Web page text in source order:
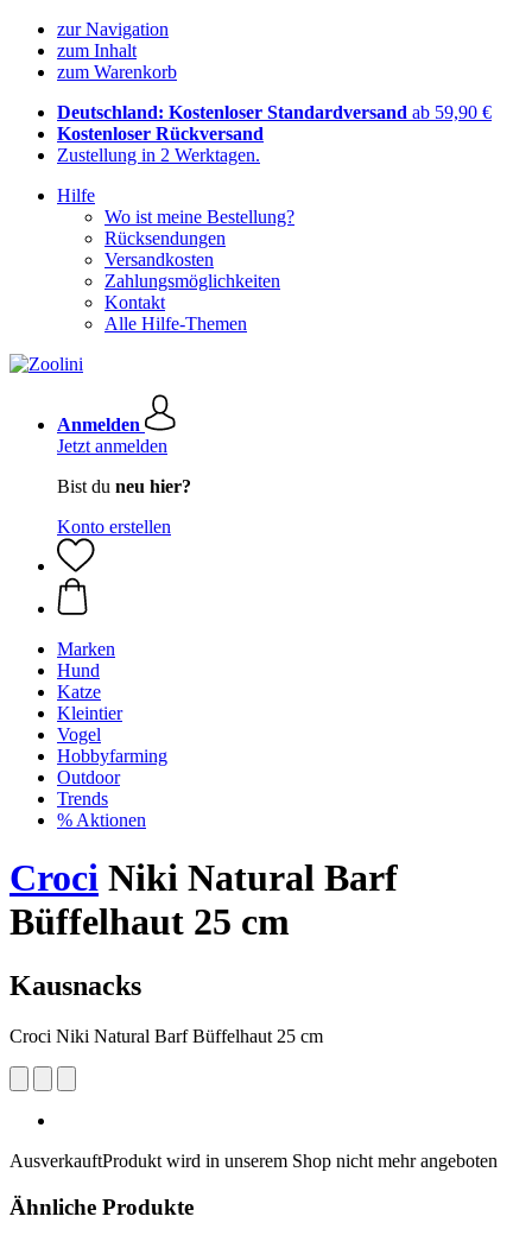
zur Navigation
zum Inhalt
zum Warenkorb
Deutschland: Kostenloser Standardversand ab 59,90 €
Kostenloser Rückversand
Zustellung in 2 Werktagen.
Hilfe
Wo ist meine Bestellung?
Rücksendungen
Versandkosten
Zahlungsmöglichkeiten
Kontakt
Alle Hilfe-Themen
Anmelden
Jetzt anmelden
Bist du neu hier?
Konto erstellen
Marken
Hund
Katze
Kleintier
Vogel
Hobbyfarming
Outdoor
Trends
% Aktionen
Croci Niki Natural Barf
Büffelhaut 25 cm
Kausnacks
Croci Niki Natural Barf Büffelhaut 25 cm
AusverkauftProdukt wird in unserem Shop nicht mehr angeboten
Ähnliche Produkte